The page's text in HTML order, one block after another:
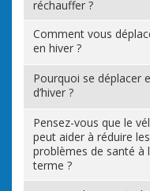
réchauffer ?
Comment vous
en hiver ?
Pourquoi se déplacer
d’hiver ?
Pensez-vous que le
peut aider à réduire les
problèmes de santé à
terme ?